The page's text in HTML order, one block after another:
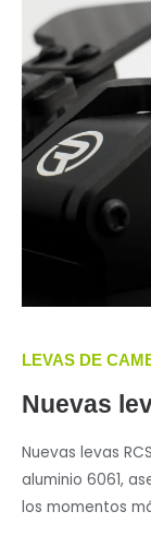
LEVAS DE
Nuevas
Nuevas levas
aluminio 6061,
los momentos